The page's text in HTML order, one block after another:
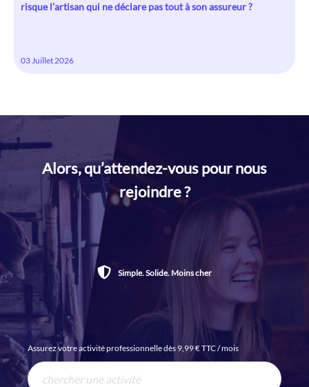
risque l’artisan qui ne déclare pas tout à son assureur ?
03 Juillet 2026
Alors, qu’attendez-vous pour nous
rejoindre ?
Simple. Solide. Moins cher
Assurez votre activité professionnelle dès 9,99 € TTC / mois